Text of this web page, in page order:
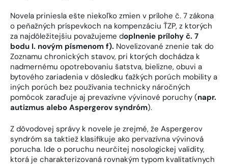
Novela priniesla ešte niekoľko zmien v prílohe č. 7 zákona
o peňažných príspevkoch na kompenzáciu ŤZP, z ktorých
za najdôležitejšiu považujeme doplnenie prílohy č. 7
bodu I. novým písmenom f). Novelizované znenie tak do
Zoznamu chronických stavov, pri ktorých dochádza k
nadmernému opotrebovaniu šatstva, bielizne, obuvi a
bytového zariadenia v dôsledku ťažkých porúch mobility a
iných porúch bez používania technicky náročných
pomôcok zaraďuje aj prevazívne vývinové poruchy (napr.
autizmus alebo Aspergerov syndróm).
Z dôvodovej správy k novele je zrejmé, že Aspergerov
syndróm sa taktiež klasifikuje ako pervazívna vývinová
porucha. Ide o poruchu neurčitej nosologickej validity,
ktorá je charakterizovaná rovnakým typom kvalitatívnych